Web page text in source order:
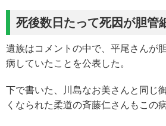
死後数日たって死因が胆管
遺族はコメントの中で、平尾さんが
病していたことを公表した。
下で書いた、川島なお美さんと同じ
くなられた柔道の斉藤仁さんもこの